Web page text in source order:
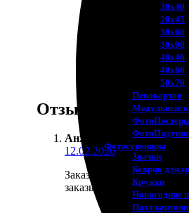
30х40
20х45
30х60
30х90
40х40
40х60
50х70
Пенокартон
Модульные
Фотоcувениры
Значки
Коврик для
Кружки
Новогодние
Пазл
Отзывы
Анжелика
12.02.2026
Заказала значки с
заказывать.